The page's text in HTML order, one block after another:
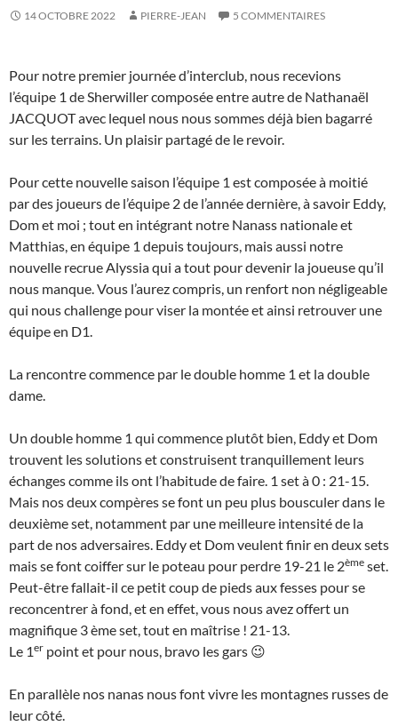
14 OCTOBRE 2022 PIERRE-JEAN 5 COMMENTAIRES
Pour notre premier journée d’interclub, nous recevions
l’équipe 1 de Sherwiller composée entre autre de Nathanaël
JACQUOT avec lequel nous nous sommes déjà bien bagarré
sur les terrains. Un plaisir partagé de le revoir.
Pour cette nouvelle saison l’équipe 1 est composée à moitié
par des joueurs de l’équipe 2 de l’année dernière, à savoir Eddy,
Dom et moi ; tout en intégrant notre Nanass nationale et
Matthias, en équipe 1 depuis toujours, mais aussi notre
nouvelle recrue Alyssia qui a tout pour devenir la joueuse qu’il
nous manque. Vous l’aurez compris, un renfort non négligeable
qui nous challenge pour viser la montée et ainsi retrouver une
équipe en D1.
La rencontre commence par le double homme 1 et la double
dame.
Un double homme 1 qui commence plutôt bien, Eddy et Dom
trouvent les solutions et construisent tranquillement leurs
échanges comme ils ont l’habitude de faire. 1 set à 0 : 21-15.
Mais nos deux compères se font un peu plus bousculer dans le
deuxième set, notamment par une meilleure intensité de la
part de nos adversaires. Eddy et Dom veulent finir en deux sets
mais se font coiffer sur le poteau pour perdre 19-21 le 2ème set.
Peut-être fallait-il ce petit coup de pieds aux fesses pour se
reconcentrer à fond, et en effet, vous nous avez offert un
magnifique 3 ème set, tout en maîtrise ! 21-13.
Le 1er point et pour nous, bravo les gars 😉
En parallèle nos nanas nous font vivre les montagnes russes de
leur côté.